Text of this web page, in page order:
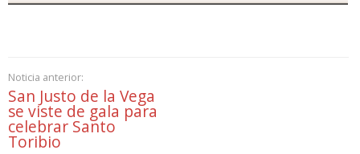
Noticia anterior:
San Justo de la Vega
se viste de gala para
celebrar Santo
Toribio